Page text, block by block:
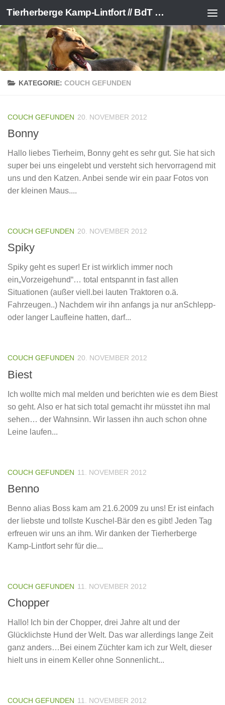
Zum Inhalt springen Tierherberge Kamp-Lintfort // BdT e.V.
KATEGORIE: COUCH GEFUNDEN
COUCH GEFUNDEN 20. NOVEMBER 2012
Bonny
Hallo liebes Tierheim, Bonny geht es sehr gut. Sie hat sich
super bei uns eingelebt und versteht sich hervorragend mit
uns und den Katzen. Anbei sende wir ein paar Fotos von
der kleinen Maus....
COUCH GEFUNDEN 20. NOVEMBER 2012
Spiky
Spiky geht es super! Er ist wirklich immer noch
ein„Vorzeigehund“… total entspannt in fast allen
Situationen (außer viell.bei lauten Traktoren o.ä.
Fahrzeugen..) Nachdem wir ihn anfangs ja nur anSchlepp-
oder langer Laufleine hatten, darf...
COUCH GEFUNDEN 20. NOVEMBER 2012
Biest
Ich wollte mich mal melden und berichten wie es dem Biest
so geht. Also er hat sich total gemacht ihr müsstet ihn mal
sehen… der Wahnsinn. Wir lassen ihn auch schon ohne
Leine laufen...
COUCH GEFUNDEN 11. NOVEMBER 2012
Benno
Benno alias Boss kam am 21.6.2009 zu uns! Er ist einfach
der liebste und tollste Kuschel-Bär den es gibt! Jeden Tag
erfreuen wir uns an ihm. Wir danken der Tierherberge
Kamp-Lintfort sehr für die...
COUCH GEFUNDEN 11. NOVEMBER 2012
Chopper
Hallo! Ich bin der Chopper, drei Jahre alt und der
Glücklichste Hund der Welt. Das war allerdings lange Zeit
ganz anders…Bei einem Züchter kam ich zur Welt, dieser
hielt uns in einem Keller ohne Sonnenlicht...
COUCH GEFUNDEN 11. NOVEMBER 2012